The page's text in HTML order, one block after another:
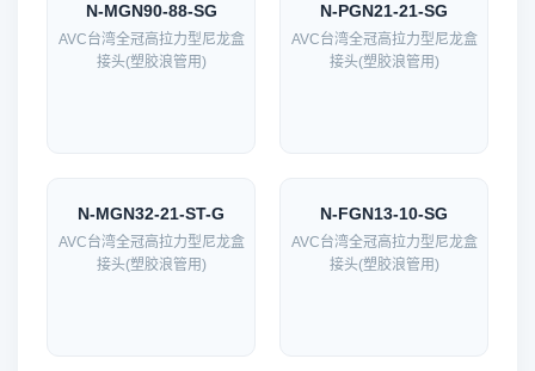
N-MGN90-88-SG
AVC台湾全冠高拉力型尼龙盒
接头(塑胶浪管用)
N-PGN21-21-SG
AVC台湾全冠高拉力型尼龙盒
接头(塑胶浪管用)
N-MGN32-21-ST-G
AVC台湾全冠高拉力型尼龙盒
接头(塑胶浪管用)
N-FGN13-10-SG
AVC台湾全冠高拉力型尼龙盒
接头(塑胶浪管用)